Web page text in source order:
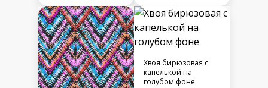
Хвоя бирюзовая с
капелькой на
голубом фоне